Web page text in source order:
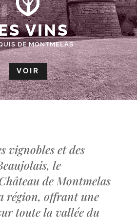
VINS
DE MONTMELAS
VOIR
vignobles et des
le
de Montmelas
région, offrant une
toute la vallée du